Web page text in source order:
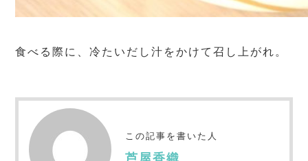
食べる際に、冷たいだし汁をかけて召し上がれ。
この記事を書いた人
芦屋香織